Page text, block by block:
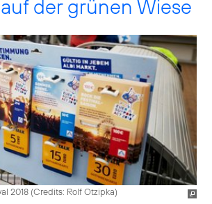
der grünen Wiese
2018 (Credits: Rolf Otzipka)